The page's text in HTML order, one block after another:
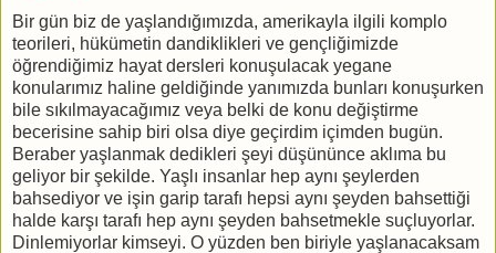
Bir gün biz de yaşlandığımızda, amerikayla ilgili komplo
teorileri, hükümetin dandiklikleri ve gençliğimizde
öğrendiğimiz hayat dersleri konuşulacak yegane
konularımız haline geldiğinde yanımızda bunları konuşurken
bile sıkılmayacağımız veya belki de konu değiştirme
becerisine sahip biri olsa diye geçirdim içimden bugün.
Beraber yaşlanmak dedikleri şeyi düşününce aklıma bu
geliyor bir şekilde. Yaşlı insanlar hep aynı şeylerden
bahsediyor ve işin garip tarafı hepsi aynı şeyden bahsettiği
halde karşı tarafı hep aynı şeyden bahsetmekle suçluyorlar.
Dinlemiyorlar kimseyi. O yüzden ben biriyle yaşlanacaksam